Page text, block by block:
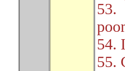
53.
54.
55.